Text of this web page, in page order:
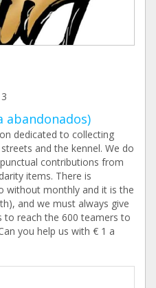
abandonados)
dedicated to collecting
and the kennel. We do
contributions from
items. There is
without monthly and it is the
and we must always give
to reach the 600 teamers to
you help us with € 1 a